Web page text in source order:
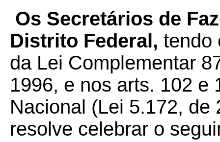
Os Secretários de
Distrito Federal, tendo
da Lei Complementar
1996, e nos arts. 102 e
Nacional (Lei 5.172, de
resolve celebrar o